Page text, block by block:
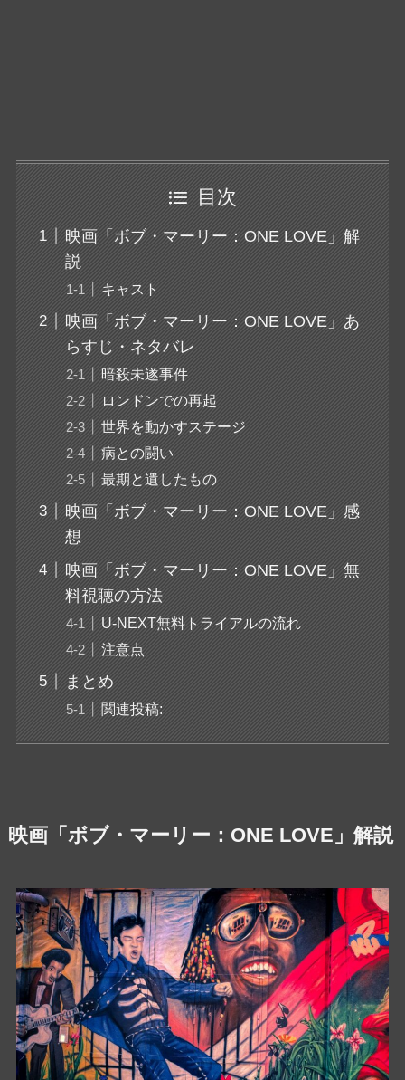
目次
映画「ボブ・マーリー：ONE LOVE」解
説
キャスト
映画「ボブ・マーリー：ONE LOVE」あ
らすじ・ネタバレ
暗殺未遂事件
ロンドンでの再起
世界を動かすステージ
病との闘い
最期と遺したもの
映画「ボブ・マーリー：ONE LOVE」感
想
映画「ボブ・マーリー：ONE LOVE」無
料視聴の方法
U-NEXT無料トライアルの流れ
注意点
まとめ
関連投稿:
映画「ボブ・マーリー：ONE LOVE」解説